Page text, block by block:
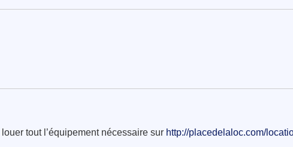
tout l’équipement nécessaire sur http://placedelaloc.com/